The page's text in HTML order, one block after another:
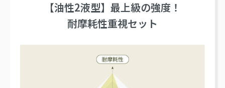
【油性2液型】最上級の強度！
耐摩耗性重視セット